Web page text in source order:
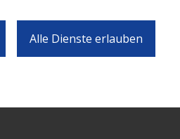
Alle Dienste erlauben